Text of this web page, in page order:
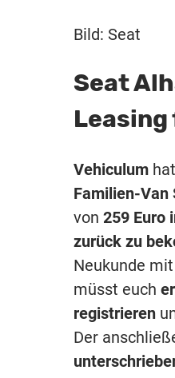
Bild: Seat
Seat
Vehiculum
Familien-Van
von 259 Euro
zurück zu
Neukunde
müsst euch
registrieren
Der